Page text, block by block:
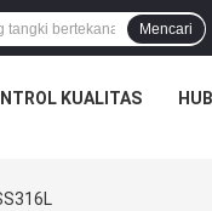
Mencari
KUALITAS